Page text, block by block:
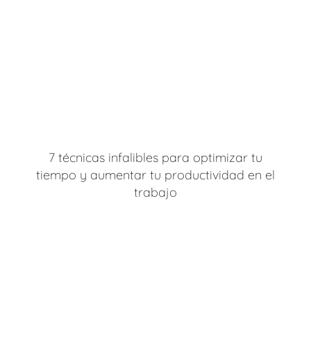
7 técnicas infalibles para optimizar tu
tiempo y aumentar tu productividad en el
trabajo